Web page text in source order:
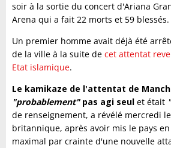
soir à la sortie du concert d'Ariana
Arena qui a fait 22 morts et 59 blessés.
Un premier homme avait déjà été
de la ville à la suite de cet attentat
Etat islamique.
Le kamikaze de l'attentat de
"probablement"pas agi seul et était
de renseignement, a révélé mercredi
britannique, après avoir mis le pays
maximal par crainte d'une nouvelle